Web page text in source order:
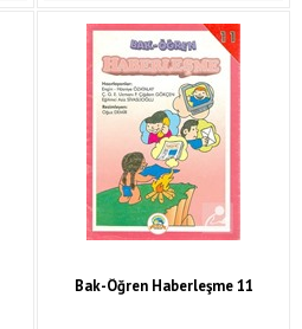
Bak-Öğren Haberleşme 11